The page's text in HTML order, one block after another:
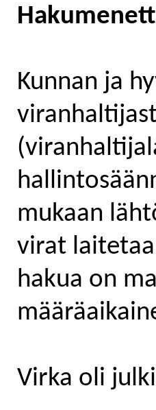
Kunnan ja
mukaan
virat
hakua on
Virka oli